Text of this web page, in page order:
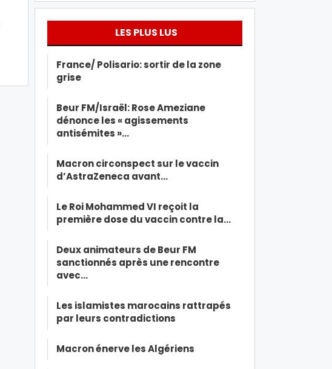
LES PLUS LUS
France/ Polisario: sortir de la zone
grise
Beur FM/Israël: Rose Ameziane
dénonce les « agissements
antisémites »…
Macron circonspect sur le vaccin
d’AstraZeneca avant…
Le Roi Mohammed VI reçoit la
première dose du vaccin contre la…
Deux animateurs de Beur FM
sanctionnés après une rencontre
avec…
Les islamistes marocains rattrapés
par leurs contradictions
Macron énerve les Algériens